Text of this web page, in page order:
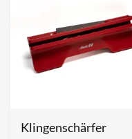
Klingenschärfer